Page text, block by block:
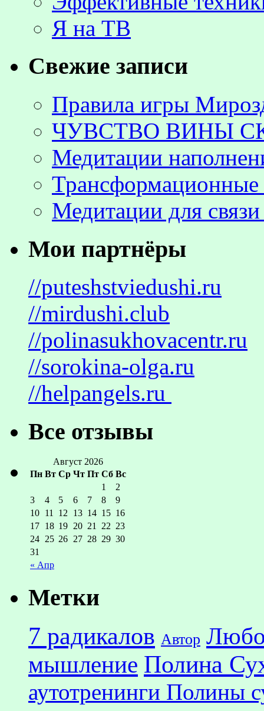
Я на ТВ
Свежие записи
Правила игры
ЧУВСТВО ВИНЫ
Медитации
Трансформационные
Медитации для
Мои партнёры
//puteshstviedushi.ru
//mirdushi.club
//polinasukhovacentr.ru
//sorokina-olga.ru
//helpangels.ru
Все отзывы
Август 2026
Пн Вт Ср Чт Пт Сб Вс
« Апр
1
2
3
4 5 6 7 8
9
10 11 12 13 14 15 16
17 18 19 20 21 22 23
24 25 26 27 28 29 30
31
Метки
7 радикалов Автор
мышление Полина
аутотренинги Полины